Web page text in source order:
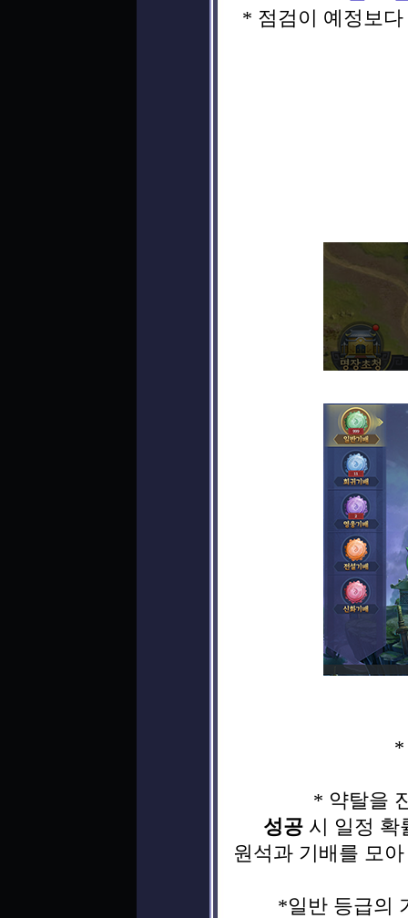
* 점검이 예정보
*
* 약탈을
성공시 일정 확
원석과 기배를 모
*일반 등급의